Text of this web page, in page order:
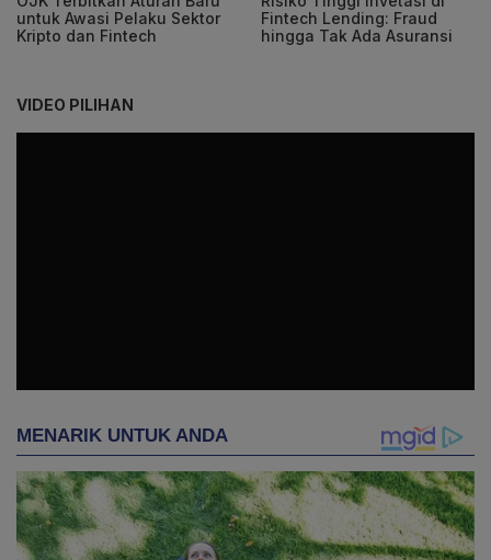
untuk Awasi Pelaku Sektor
Kripto dan Fintech
Fintech Lending: Fraud
hingga Tak Ada Asuransi
VIDEO PILIHAN